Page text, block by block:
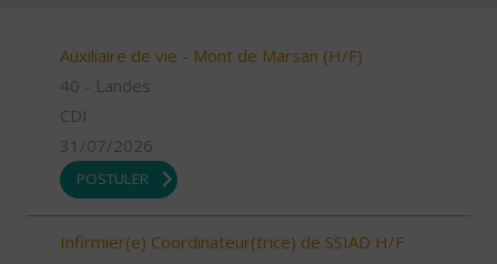
Auxiliaire de vie - Mont de Marsan (H/F)
40 - Landes
CDI
31/07/2026
POSTULER
Infirmier(e) Coordinateur(trice) de SSIAD H/F